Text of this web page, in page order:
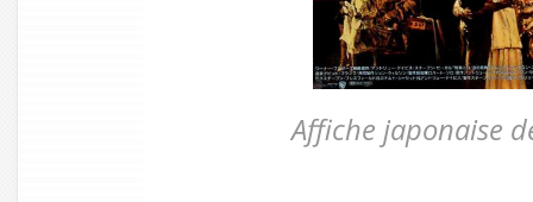
Affiche japonaise